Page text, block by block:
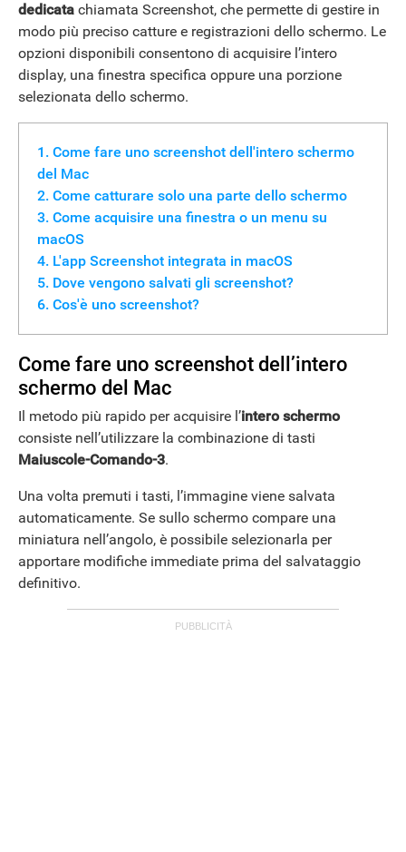
dedicata chiamata Screenshot, che permette di gestire in
modo più preciso catture e registrazioni dello schermo. Le
opzioni disponibili consentono di acquisire l’intero
display, una finestra specifica oppure una porzione
selezionata dello schermo.
Come fare uno screenshot dell'intero schermo
del Mac
Come catturare solo una parte dello schermo
Come acquisire una finestra o un menu su
macOS
L'app Screenshot integrata in macOS
Dove vengono salvati gli screenshot?
Cos'è uno screenshot?
Come fare uno screenshot dell’intero
schermo del Mac
Il metodo più rapido per acquisire l’intero schermo
consiste nell’utilizzare la combinazione di tasti
Maiuscole-Comando-3.
Una volta premuti i tasti, l’immagine viene salvata
automaticamente. Se sullo schermo compare una
miniatura nell’angolo, è possibile selezionarla per
apportare modifiche immediate prima del salvataggio
definitivo.